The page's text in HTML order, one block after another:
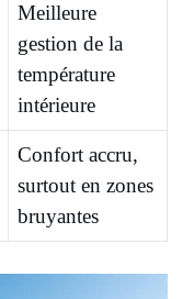
Meilleure
gestion de la
température
intérieure
Confort accru,
surtout en zones
bruyantes